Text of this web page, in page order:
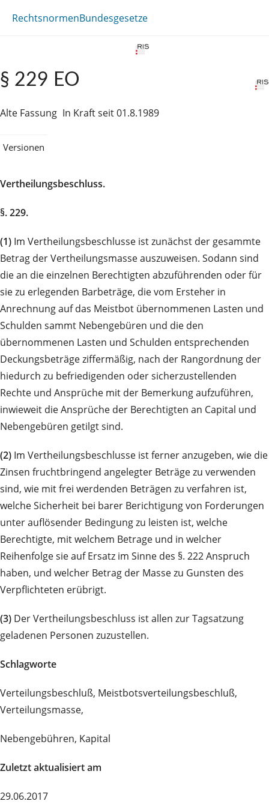
RechtsnormenBundesgesetze
§ 229 EO
Alte Fassung In Kraft seit 01.8.1989
Versionen
Vertheilungsbeschluss.
§. 229.
(1) Im Vertheilungsbeschlusse ist zunächst der gesammte
Betrag der Vertheilungsmasse auszuweisen. Sodann sind
die an die einzelnen Berechtigten abzuführenden oder für
sie zu erlegenden Barbeträge, die vom Ersteher in
Anrechnung auf das Meistbot übernommenen Lasten und
Schulden sammt Nebengebüren und die den
übernommenen Lasten und Schulden entsprechenden
Deckungsbeträge ziffermäßig, nach der Rangordnung der
hiedurch zu befriedigenden oder sicherzustellenden
Rechte und Ansprüche mit der Bemerkung aufzuführen,
inwieweit die Ansprüche der Berechtigten an Capital und
Nebengebüren getilgt sind.
(2) Im Vertheilungsbeschlusse ist ferner anzugeben, wie die
Zinsen fruchtbringend angelegter Beträge zu verwenden
sind, wie mit frei werdenden Beträgen zu verfahren ist,
welche Sicherheit bei barer Berichtigung von Forderungen
unter auflösender Bedingung zu leisten ist, welche
Berechtigte, mit welchem Betrage und in welcher
Reihenfolge sie auf Ersatz im Sinne des §. 222 Anspruch
haben, und welcher Betrag der Masse zu Gunsten des
Verpflichteten erübrigt.
(3) Der Vertheilungsbeschluss ist allen zur Tagsatzung
geladenen Personen zuzustellen.
Schlagworte
Verteilungsbeschluß, Meistbotsverteilungsbeschluß,
Verteilungsmasse,
Nebengebühren, Kapital
Zuletzt aktualisiert am
29.06.2017